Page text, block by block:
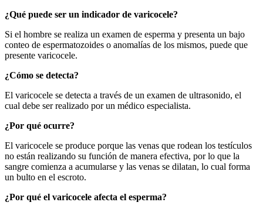
¿Qué puede ser un indicador de varicocele?
Si el hombre se realiza un examen de esperma y presenta un bajo
conteo de espermatozoides o anomalías de los mismos, puede que
presente varicocele.
¿Cómo se detecta?
El varicocele se detecta a través de un examen de ultrasonido, el
cual debe ser realizado por un médico especialista.
¿Por qué ocurre?
El varicocele se produce porque las venas que rodean los testículos
no están realizando su función de manera efectiva, por lo que la
sangre comienza a acumularse y las venas se dilatan, lo cual forma
un bulto en el escroto.
¿Por qué el varicocele afecta el esperma?